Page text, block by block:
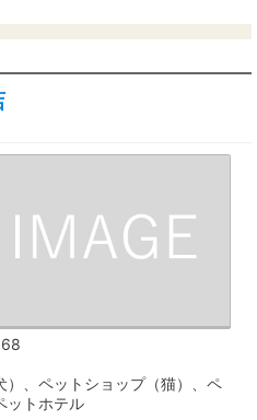
）、ペットショップ（猫）、ペ
ットホテル